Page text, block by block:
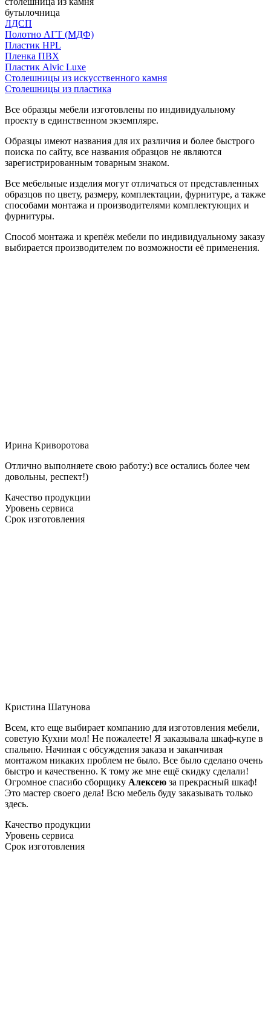
бутылочница
ЛДСП
Полотно АГТ (МДФ)
Пластик HPL
Пленка ПВХ
Пластик Alvic Luxe
Столешницы из искусственного камня
Столешницы из пластика
Все образцы мебели изготовлены по индивидуальному
проекту в единственном экземпляре.
Образцы имеют названия для их различия и более быстрого
поиска по сайту, все названия образцов не являются
зарегистрированным товарным знаком.
Все мебельные изделия могут отличаться от представленных
образцов по цвету, размеру, комплектации, фурнитуре, а также
способами монтажа и производителями комплектующих и
фурнитуры.
Способ монтажа и крепёж мебели по индивидуальному заказу
выбирается производителем по возможности её применения.
Ирина Криворотова
Отлично выполняете свою работу:) все остались более чем
довольны, респект!)
Качество продукции
Уровень сервиса
Срок изготовления
Кристина Шатунова
Всем, кто еще выбирает компанию для изготовления мебели,
советую Кухни мол! Не пожалеете! Я заказывала шкаф-купе в
спальню. Начиная с обсуждения заказа и заканчивая
монтажом никаких проблем не было. Все было сделано очень
быстро и качественно. К тому же мне ещё скидку сделали!
Огромное спасибо сборщику Алексею за прекрасный шкаф!
Это мастер своего дела! Всю мебель буду заказывать только
здесь.
Качество продукции
Уровень сервиса
Срок изготовления